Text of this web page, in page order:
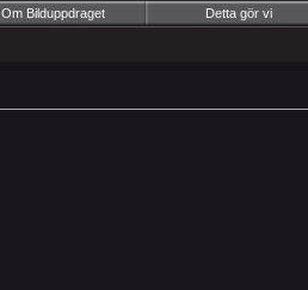
Om Bilduppdraget Detta gör vi